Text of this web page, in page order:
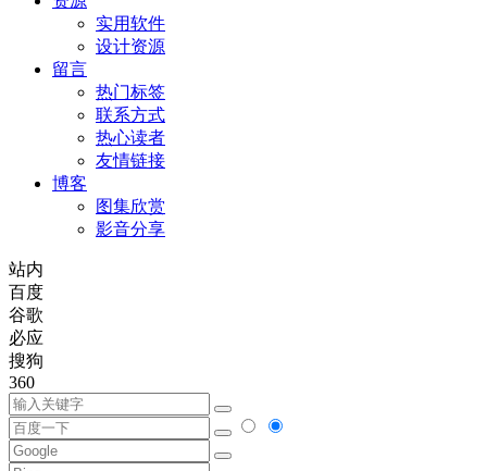
实用软件
设计资源
留言
热门标签
联系方式
热心读者
友情链接
博客
图集欣赏
影音分享
站内
百度
谷歌
必应
搜狗
360